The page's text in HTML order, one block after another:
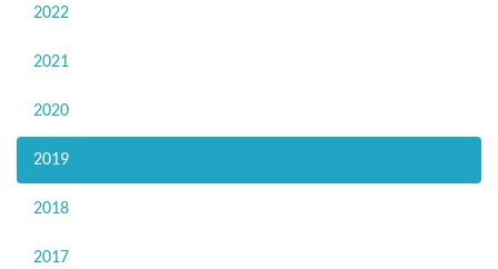
2022
2021
2020
2019
2018
2017